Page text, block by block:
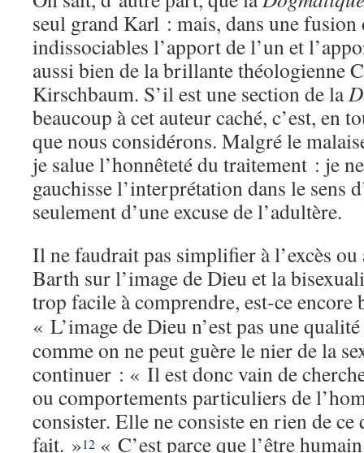
seul grand Karl : mais, dans une
indissociables l’apport de l’un et
aussi bien de la brillante théologienne
Kirschbaum. S’il est une section de la
beaucoup à cet auteur caché, c’est, en
que nous considérons. Malgré le
je salue l’honnêteté du traitement : je
gauchisse l’interprétation dans le sens
seulement d’une excuse de l’adultère.
Il ne faudrait pas simplifier à l’excès ou
Barth sur l’image de Dieu et la
trop facile à comprendre, est-ce encore
« L’image de Dieu n’est pas une
comme on ne peut guère le nier de la
continuer : « Il est donc vain de
ou comportements particuliers de
consister. Elle ne consiste en rien de ce
fait. »12 « C’est parce que l’être